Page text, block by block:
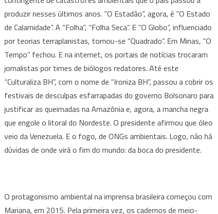
da
selva
produzir nesses últimos anos. “O Estadão”, agora, é “O Estado
de Calamidade”. A “Folha”, “Folha Seca”. E “O Globo”, influenciado
por teorias terraplanistas, tornou-se “Quadrado”. Em Minas, “O
Tempo” fechou. E na internet, os portais de notícias trocaram
jornalistas por times de biólogos redatores. Até este
“Culturaliza BH”, com o nome de “Ironiza BH”, passou a cobrir os
festivais de desculpas esfarrapadas do governo Bolsonaro para
justificar as queimadas na Amazônia e, agora, a mancha negra
que engole o litoral do Nordeste. O presidente afirmou que óleo
veio da Venezuela. E o fogo, de ONGs ambientais. Logo, não há
dúvidas de onde virá o fim do mundo: da boca do presidente.
O protagonismo ambiental na imprensa brasileira começou com
Mariana, em 2015. Pela primeira vez, os cadernos de meio-